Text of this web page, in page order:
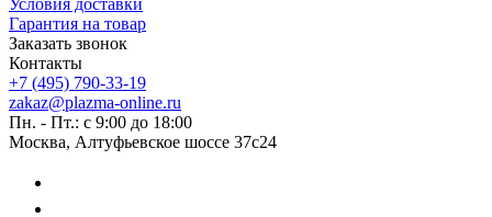
Условия доставки
Гарантия на товар
Заказать звонок
Контакты
+7 (495) 790-33-19
zakaz@plazma-online.ru
Пн. - Пт.: с 9:00 до 18:00
Москва, Алтуфьевское шоссе 37с24